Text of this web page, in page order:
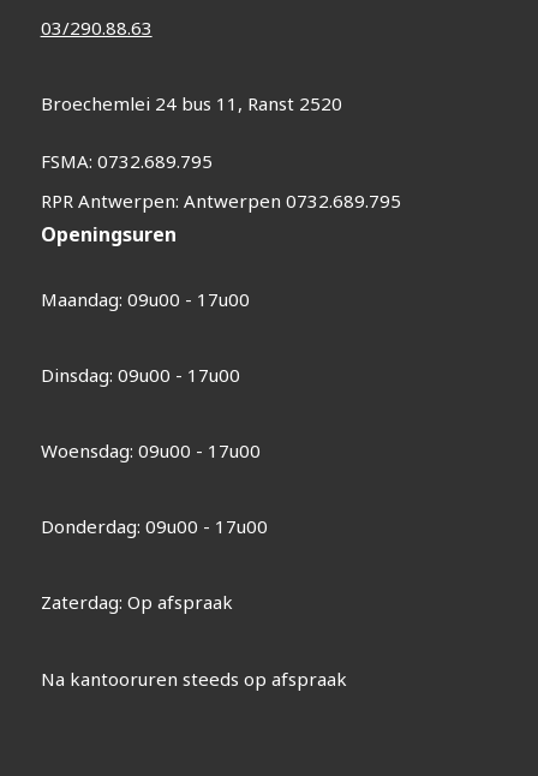
03/290.88.63
Broechemlei 24 bus 11, Ranst 2520
FSMA: 0732.689.795
RPR Antwerpen: Antwerpen 0732.689.795
Openingsuren
Maandag: 09u00 - 17u00
Dinsdag: 09u00 - 17u00
Woensdag: 09u00 - 17u00
Donderdag: 09u00 - 17u00
Zaterdag: Op afspraak
Na kantooruren steeds op afspraak